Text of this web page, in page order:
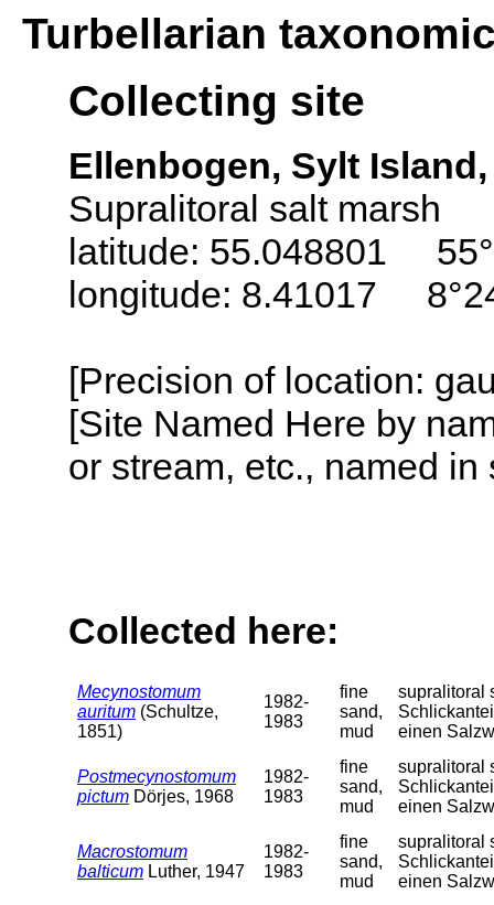
Turbellarian
Collecting site
Ellenbogen, Sylt
Supralitoral salt marsh
latitude: 55.048801
longitude: 8.41017
[Precision of location:
[Site Named Here by
or stream, etc., named
Collected here:
Mecynostomum
auritum (Schultze,
1851)
1982-
1983
fine
sand,
mud
supralitoral
einen
Postmecynostomum
pictum Dörjes, 1968
1982-
1983
fine
sand,
mud
supralitoral
einen
Macrostomum
balticum Luther, 1947
1982-
1983
fine
sand,
mud
supralitoral
einen